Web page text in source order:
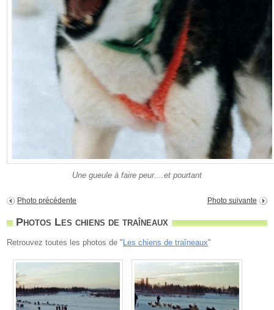
Une gueule à faire peur....et pourtant
Photo précédente Photo suivante
Photos Les chiens de traîneaux
Retrouvez toutes les photos de " Les chiens de traîneaux"